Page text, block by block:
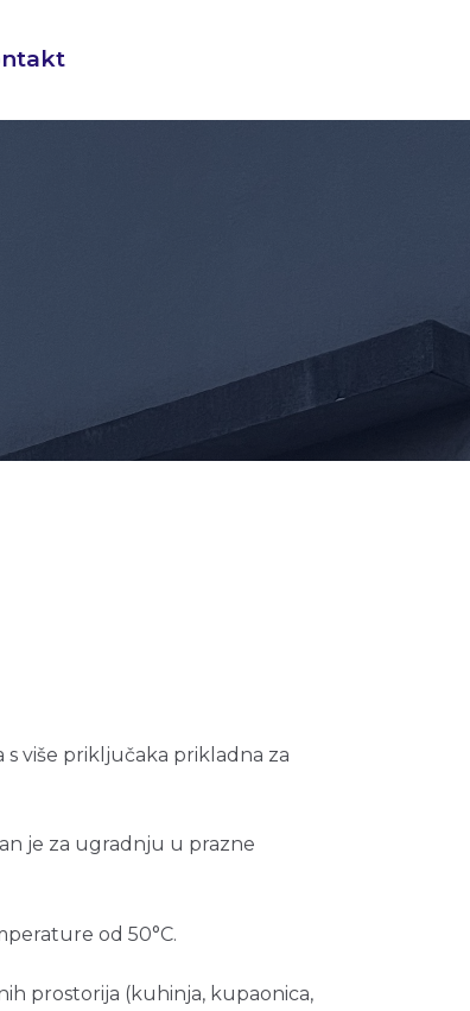
više priključaka prikladna za
je za ugradnju u prazne
od 50°C.
prostorija (kuhinja, kupaonica,